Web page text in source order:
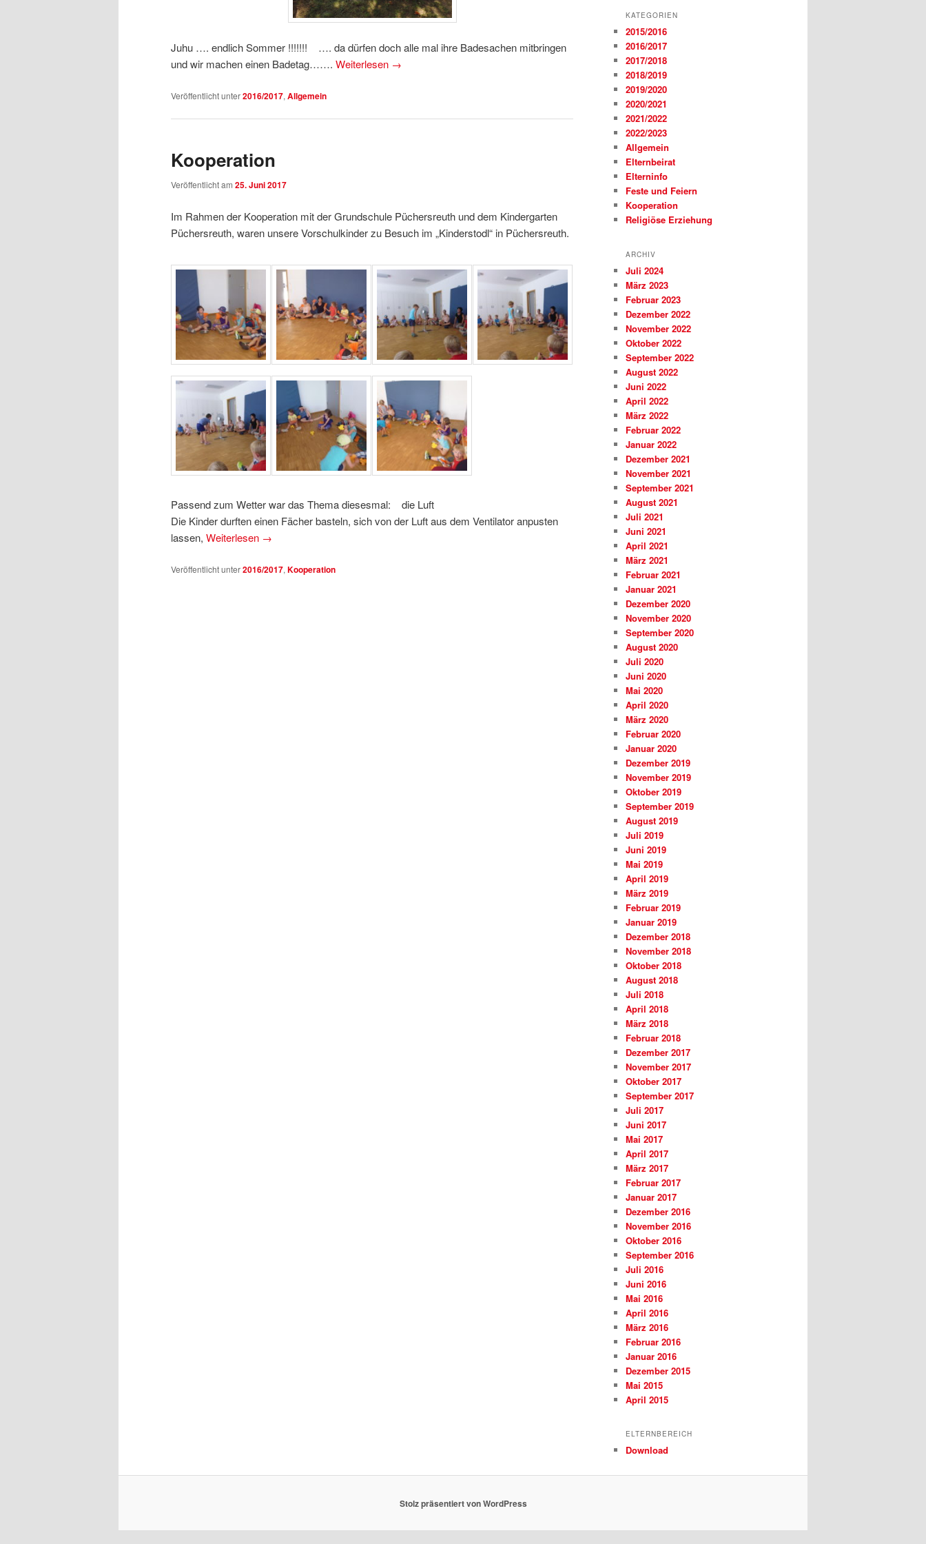
Juhu …. endlich Sommer !!!!!!! …. da dürfen doch alle mal ihre Badesachen mitbringen
und wir machen einen Badetag……. Weiterlesen →
Veröffentlicht unter2016/2017, Allgemein
Kooperation
Veröffentlicht am 25. Juni 2017
Im Rahmen der Kooperation mit der Grundschule Püchersreuth und dem Kindergarten
Püchersreuth, waren unsere Vorschulkinder zu Besuch im „Kinderstodl“ in Püchersreuth.
Passend zum Wetter war das Thema diesesmal: die Luft
Die Kinder durften einen Fächer basteln, sich von der Luft aus dem Ventilator anpusten
lassen, Weiterlesen →
Veröffentlicht unter2016/2017, Kooperation
KATEGORIEN
2015/2016
2016/2017
2017/2018
2018/2019
2019/2020
2020/2021
2021/2022
2022/2023
Allgemein
Elternbeirat
Elterninfo
Feste und Feiern
Kooperation
Religiöse Erziehung
ARCHIV
Juli 2024
März 2023
Februar 2023
Dezember 2022
November 2022
Oktober 2022
September 2022
August 2022
Juni 2022
April 2022
März 2022
Februar 2022
Januar 2022
Dezember 2021
November 2021
September 2021
August 2021
Juli 2021
Juni 2021
April 2021
März 2021
Februar 2021
Januar 2021
Dezember 2020
November 2020
September 2020
August 2020
Juli 2020
Juni 2020
Mai 2020
April 2020
März 2020
Februar 2020
Januar 2020
Dezember 2019
November 2019
Oktober 2019
September 2019
August 2019
Juli 2019
Juni 2019
Mai 2019
April 2019
März 2019
Februar 2019
Januar 2019
Dezember 2018
November 2018
Oktober 2018
August 2018
Juli 2018
April 2018
März 2018
Februar 2018
Dezember 2017
November 2017
Oktober 2017
September 2017
Juli 2017
Juni 2017
Mai 2017
April 2017
März 2017
Februar 2017
Januar 2017
Dezember 2016
November 2016
Oktober 2016
September 2016
Juli 2016
Juni 2016
Mai 2016
April 2016
März 2016
Februar 2016
Januar 2016
Dezember 2015
Mai 2015
April 2015
ELTERNBEREICH
Download
Stolz präsentiert von WordPress